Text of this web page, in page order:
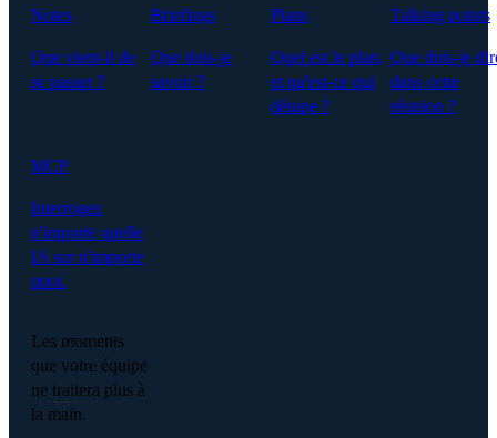
Notes
Que vient-il de
se passer ?
Briefings
Que dois-je
savoir ?
Plans
Quel est le plan,
et qu'est-ce qui
dérape ?
Talking points
Que dois-je
dans cette
réunion ?
MCP
Interrogez
n'importe quelle
IA sur n'importe
quoi.
Les moments
que votre équipe
ne traitera plus à
la main.